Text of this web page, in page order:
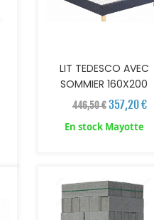
LIT TEDESCO AVEC
SOMMIER 160X200
446,50 € 357,20 €
En stock Mayotte
AJOUTER AU PANIER